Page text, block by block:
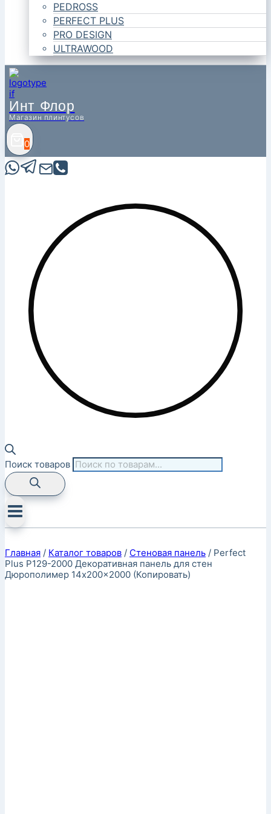
PEDROSS
PERFECT PLUS
PRO DESIGN
ULTRAWOOD
Инт Флор
Магазин плинтусов
0
Поиск товаров
Главная / Каталог товаров / Стеновая панель / Perfect
Plus P129-2000 Декоративная панель для стен
Дюрополимер 14x200x2000 (Копировать)